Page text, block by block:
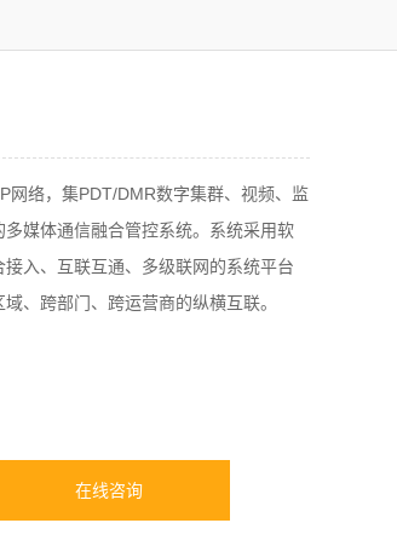
网络，集PDT/DMR数字集群、视频、监
媒体通信融合管控系统。系统采用软
入、互联互通、多级联网的系统平台
、跨部门、跨运营商的纵横互联。
在线咨询